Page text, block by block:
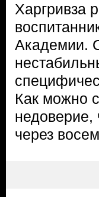
Харгривза
Академии.
Как можно
недоверие,
через